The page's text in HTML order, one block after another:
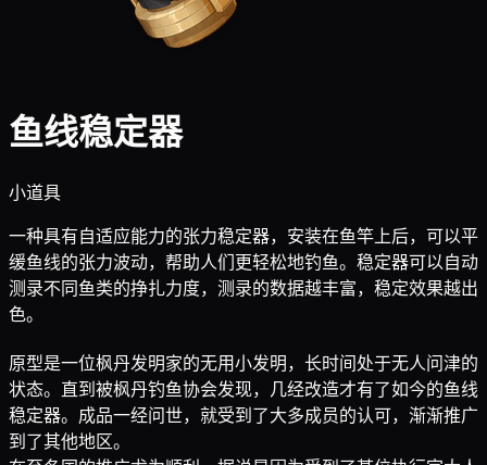
鱼线稳定器
小道具
一种具有自适应能力的张力稳定器，安装在鱼竿上后，可以平
缓鱼线的张力波动，帮助人们更轻松地钓鱼。稳定器可以自动
测录不同鱼类的挣扎力度，测录的数据越丰富，稳定效果越出
色。
原型是一位枫丹发明家的无用小发明，长时间处于无人问津的
状态。直到被枫丹钓鱼协会发现，几经改造才有了如今的鱼线
稳定器。成品一经问世，就受到了大多成员的认可，渐渐推广
到了其他地区。